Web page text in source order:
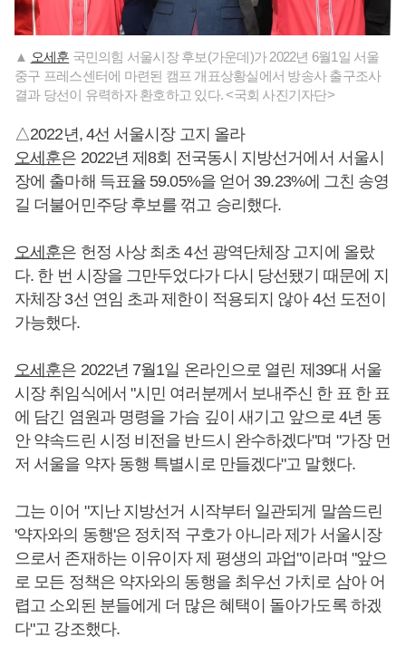
▲ 오세훈 국민의힘 서울시장 후보(가운데)가 2022년 6월1일 서울
중구 프레스센터에 마련된 캠프 개표상황실에서 방송사 출구조사
결과 당선이 유력하자 환호하고 있다. <국회 사진기자단>
△2022년, 4선 서울시장 고지 올라
오세훈은 2022년 제8회 전국동시 지방선거에서 서울시
장에 출마해 득표율 59.05%을 얻어 39.23%에 그친 송영
길 더불어민주당 후보를 꺾고 승리했다.
오세훈은 헌정 사상 최초 4선 광역단체장 고지에 올랐
다. 한 번 시장을 그만두었다가 다시 당선됐기 때문에 지
자체장 3선 연임 초과 제한이 적용되지 않아 4선 도전이
가능했다.
오세훈은 2022년 7월1일 온라인으로 열린 제39대 서울
시장 취임식에서 "시민 여러분께서 보내주신 한 표 한 표
에 담긴 염원과 명령을 가슴 깊이 새기고 앞으로 4년 동
안 약속드린 시정 비전을 반드시 완수하겠다"며 "가장 먼
저 서울을 약자 동행 특별시로 만들겠다"고 말했다.
그는 이어 "지난 지방선거 시작부터 일관되게 말씀드린
'약자와의 동행'은 정치적 구호가 아니라 제가 서울시장
으로서 존재하는 이유이자 제 평생의 과업"이라며 "앞으
로 모든 정책은 약자와의 동행을 최우선 가치로 삼아 어
렵고 소외된 분들에게 더 많은 혜택이 돌아가도록 하겠
다"고 강조했다.